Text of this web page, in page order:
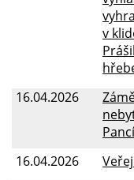
v
16.04.2026
16.04.2026